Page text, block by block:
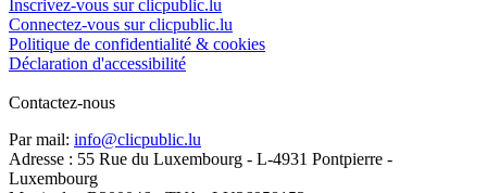
Inscrivez-vous sur clicpublic.lu
Connectez-vous sur clicpublic.lu
Politique de confidentialité & cookies
Déclaration d'accessibilité
Contactez-nous
Par mail: info@clicpublic.lu
Adresse : 55 Rue du Luxembourg - L-4931 Pontpierre -
Luxembourg